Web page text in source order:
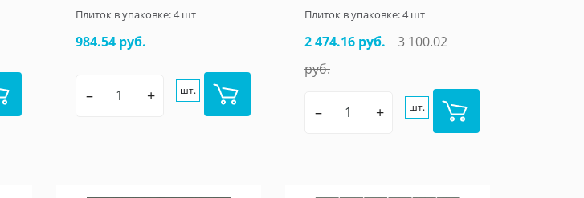
Плиток в упаковке:4шт
984.54 руб.
– + шт.
Плиток в упаковке:4шт
2 474.16 руб.
3 100.02
руб.
– + шт.